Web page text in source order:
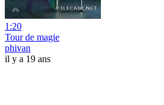
1:20
Tour de magie
phivan
il y a 19 ans